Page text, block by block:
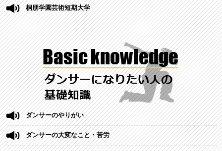
桐朋学園芸術短期大学
ダンサーのやりがい
ダンサーの大変なこと・苦労